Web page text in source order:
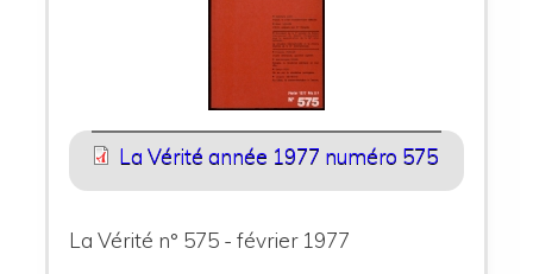
La Vérité année 1977 numéro 575
La Vérité n° 575 - février 1977